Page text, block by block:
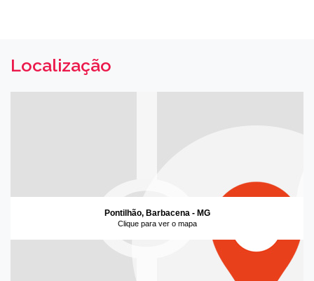
Localização
Pontilhão, Barbacena - MG
Clique para ver o mapa